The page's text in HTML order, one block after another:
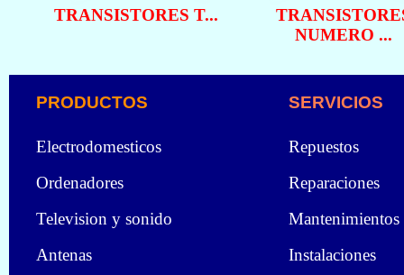
TRANSISTORES T...
NUMERO ...
Repuestos
Reparaciones
Mantenimientos
Instalaciones
Electrodomesticos
Ordenadores
Television y sonido
Antenas
PRODUCTOS SERVICIOS